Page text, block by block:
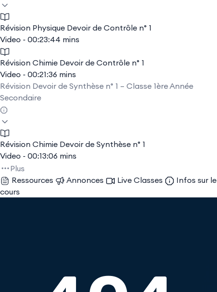
Révision Physique Devoir de Contrôle n° 1
Video - 00:23:44 mins
Révision Chimie Devoir de Contrôle n° 1
Video - 00:21:36 mins
Révision Devoir de Synthèse n° 1 – Classe 1ère Année
Secondaire
Révision Chimie Devoir de Synthèse n° 1
Video - 00:13:06 mins
Plus
Ressources
Annonces Live Classes
Infos sur le
cours